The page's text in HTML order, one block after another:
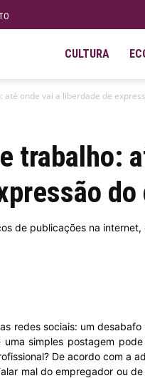
CULTURA
até onde vai a liberdade de
trabalho:
de publicações na
redes sociais: um
simples postagem
De acordo com a
mal do empregador ou